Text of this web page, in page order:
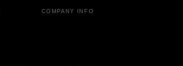
COMPANY INFO